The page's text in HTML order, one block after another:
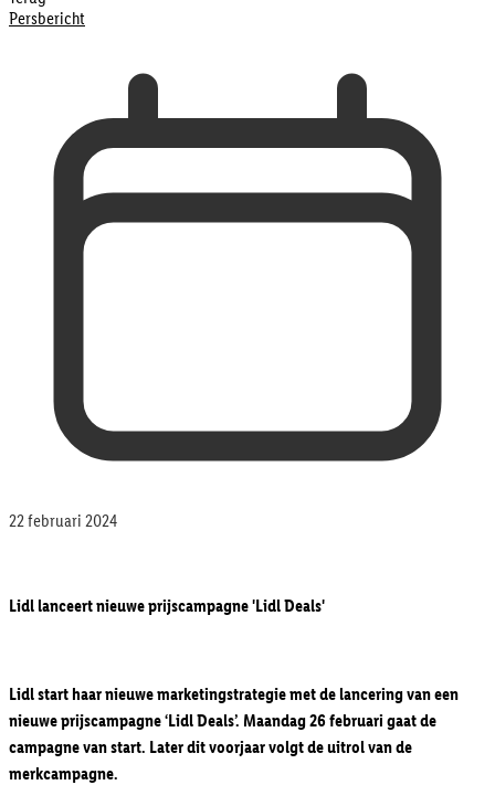
Persbericht
22 februari 2024
Lidl lanceert nieuwe prijscampagne 'Lidl Deals'
Lidl start haar nieuwe marketingstrategie met de lancering van een
nieuwe prijscampagne ‘Lidl Deals’. Maandag 26 februari gaat de
campagne van start. Later dit voorjaar volgt de uitrol van de
merkcampagne.